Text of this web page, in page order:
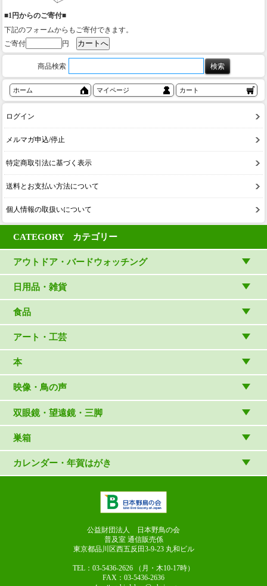
■1円からのご寄付■
下記のフォームからもご寄付できます。
ご寄付
円
商品検索
ホーム マイページ カート
ログイン
メルマガ申込/停止
特定商取引法に基づく表示
送料とお支払い方法について
個人情報の取扱いについて
CATEGORY カテゴリー
アウトドア・バードウォッチング
アウトドアウェア
アウトドア雑貨
バードウォッチング用品
日用品・雑貨
リビング・キッチン・ファッション
ゲーム・ホビー・文具
食品
食品
アート・工芸
雑貨（村上康成）
マスコット・ブローチほか
本
図鑑
読み物
写真集・ガイドブック・絵本
日本野鳥の会連携団体の出版物
論文集（ストリクス）
映像・鳥の声
CD
DVD・ブルーレイ・ビデオ
鳴き声タッチペンなど
双眼鏡・望遠鏡・三脚
スターターセット
双眼鏡
巣箱
巣箱など
カレンダー・年賀はがき
公益財団法人 日本野鳥の会
普及室 通信販売係
東京都品川区西五反田3-9-23 丸和ビル
TEL：03-5436-2626
（月・木10-17時）
FAX：03-5436-2636